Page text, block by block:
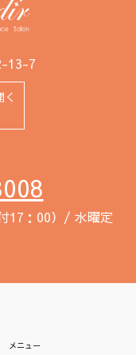
13-7
17：00）/ 水曜定
メニュー